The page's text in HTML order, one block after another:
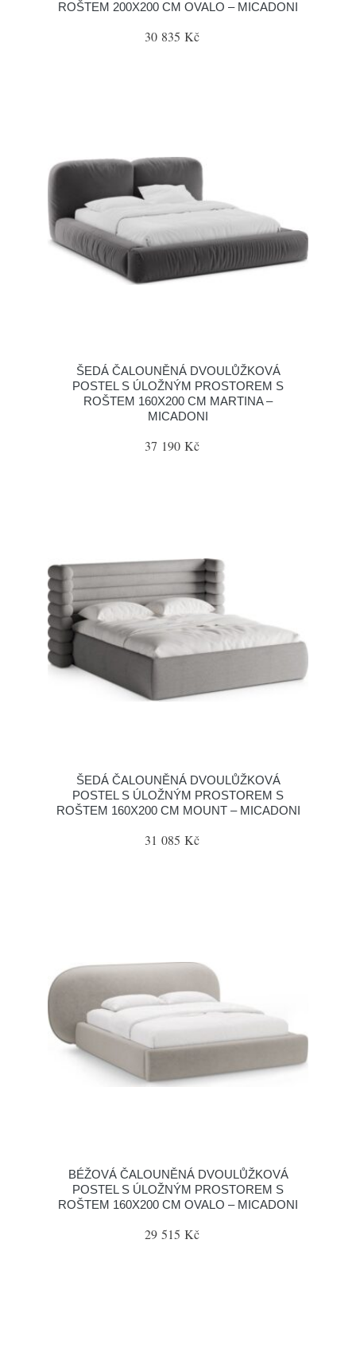
ROŠTEM 200X200 CM OVALO – MICADONI
30 835 Kč
ŠEDÁ ČALOUNĚNÁ DVOULŮŽKOVÁ
POSTEL S ÚLOŽNÝM PROSTOREM S
ROŠTEM 160X200 CM MARTINA –
MICADONI
37 190 Kč
ŠEDÁ ČALOUNĚNÁ DVOULŮŽKOVÁ
POSTEL S ÚLOŽNÝM PROSTOREM S
ROŠTEM 160X200 CM MOUNT – MICADONI
31 085 Kč
BÉŽOVÁ ČALOUNĚNÁ DVOULŮŽKOVÁ
POSTEL S ÚLOŽNÝM PROSTOREM S
ROŠTEM 160X200 CM OVALO – MICADONI
29 515 Kč